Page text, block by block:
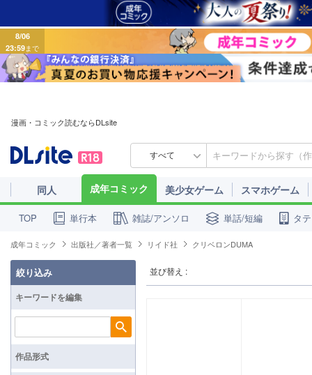
8/06
23:59まで
漫画・コミック読むならDLsite
すべて
同人 成年コミック 美少女ゲーム スマホゲーム
TOP 単行本 雑誌/アンソロ 単話/短編 タ
成年コミック 出版社／著者一覧 リイド社 クリベロンDUMA
並び替え :
絞り込み
キーワードを編集
検索
作品形式